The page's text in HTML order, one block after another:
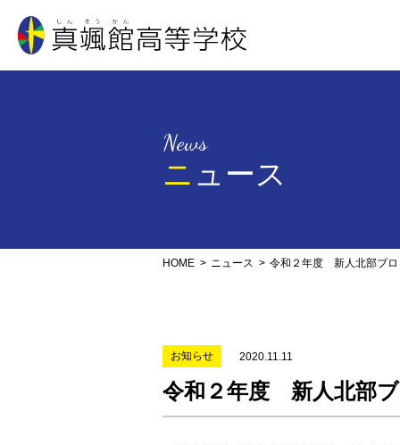
News
ニュース
HOME ニュース 令和２年度 新人北部ブロ
お知らせ 2020.11.11
令和２年度 新人北部